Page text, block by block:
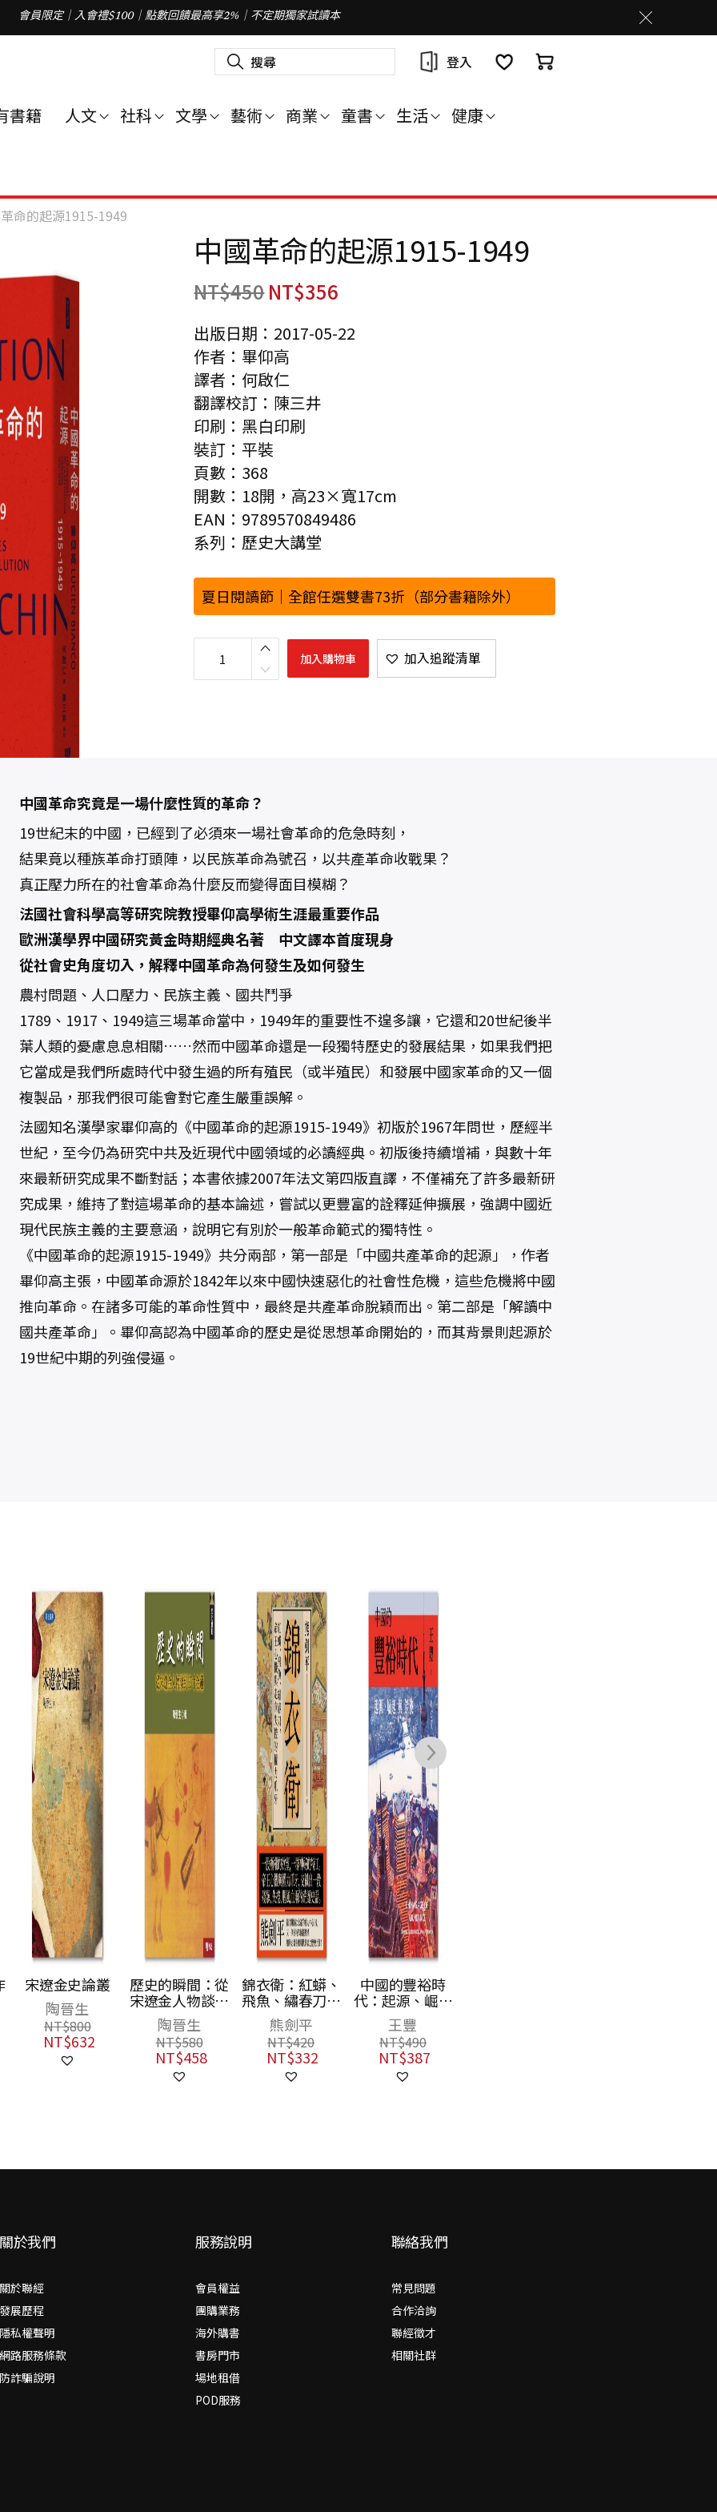
會員限定｜入會禮$100｜點數回饋最高享2%｜不定期獨家試讀本
搜
尋
字
登入
書籍 人文 社科 文學 藝術 商業 童書 生活 健康
命的起源1915-1949
中國革命的起源1915-1949
NT$450NT$356
出版日期：2017-05-22
作者：畢仰高
譯者：何啟仁
翻譯校訂：陳三井
印刷：黑白印刷
裝訂：平裝
頁數：368
開數：18開，高23×寬17cm
EAN：9789570849486
系列：歷史大講堂
夏日閱讀節｜全館任選雙書73折（部分書籍除外）
中
命
4
9
量
加入購物車 加入追蹤清單
中國革命究竟是一場什麼性質的革命？
19世紀末的中國，已經到了必須來一場社會革命的危急時刻，
結果竟以種族革命打頭陣，以民族革命為號召，以共產革命收戰果？
真正壓力所在的社會革命為什麼反而變得面目模糊？
法國社會科學高等研究院教授畢仰高學術生涯最重要作品
歐洲漢學界中國研究黃金時期經典名著 中文譯本首度現身
從社會史角度切入，解釋中國革命為何發生及如何發生
農村問題、人口壓力、民族主義、國共鬥爭
1789、1917、1949這三場革命當中，1949年的重要性不遑多讓，它還和20世紀後半
葉人類的憂慮息息相關……然而中國革命還是一段獨特歷史的發展結果，如果我們把
它當成是我們所處時代中發生過的所有殖民（或半殖民）和發展中國家革命的又一個
複製品，那我們很可能會對它產生嚴重誤解。
法國知名漢學家畢仰高的《中國革命的起源1915-1949》初版於1967年問世，歷經半
世紀，至今仍為研究中共及近現代中國領域的必讀經典。初版後持續增補，與數十年
來最新研究成果不斷對話；本書依據2007年法文第四版直譯，不僅補充了許多最新研
究成果，維持了對這場革命的基本論述，嘗試以更豐富的詮釋延伸擴展，強調中國近
現代民族主義的主要意涵，說明它有別於一般革命範式的獨特性。
《中國革命的起源1915-1949》共分兩部，第一部是「中國共產革命的起源」，作者
畢仰高主張，中國革命源於1842年以來中國快速惡化的社會性危機，這些危機將中國
推向革命。在諸多可能的革命性質中，最終是共產革命脫穎而出。第二部是「解讀中
國共產革命」。畢仰高認為中國革命的歷史是從思想革命開始的，而其背景則起源於
19世紀中期的列強侵逼。
歷史的瞬間：從
宋遼金人物談到
三寸金蓮
陶晉生
NT$580
NT$458
錦衣衛：紅蟒、
飛魚、繡春刀，
帝王心機與走向
失控的權力爪牙
熊劍平
NT$420
NT$332
中國的豐裕時
代：起源、崛起
與餘波
王豐
NT$490
NT$387
地北天南敘古今
黃仁宇
NT$450
NT$356
於我們
於聯經
展歷程
私權聲明
路服務條款
詐騙說明
服務說明
會員權益
團購業務
海外購書
書房門市
場地租借
POD服務
聯絡我們
常見問題
合作洽詢
聯經徵才
相關社群